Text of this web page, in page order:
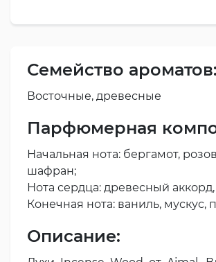
Семейство ароматов:
Восточные, древесные
Парфюмерная
Начальная нота: бергамот,
шафран;
Нота сердца: древесный аккорд,
Конечная нота: ваниль, мускус,
Описание: